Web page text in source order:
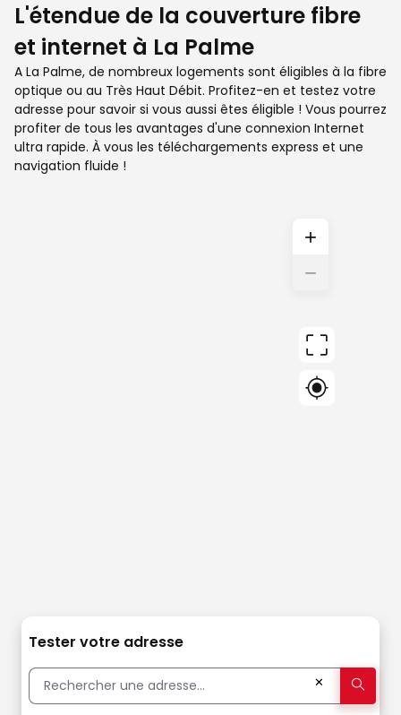
L'étendue de la couverture fibre
et internet à La Palme
A La Palme, de nombreux logements sont éligibles à la fibre
optique ou au Très Haut Débit. Profitez-en et testez votre
adresse pour savoir si vous aussi êtes éligible ! Vous pourrez
profiter de tous les avantages d'une connexion Internet
ultra rapide. À vous les téléchargements express et une
navigation fluide !
+
−
Tester votre adresse
✕